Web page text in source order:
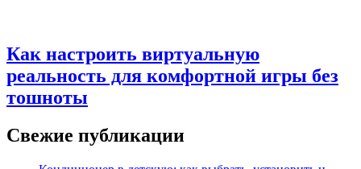
Как настроить виртуальную
реальность для комфортной игры без
тошноты
Свежие публикации